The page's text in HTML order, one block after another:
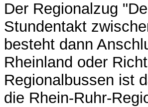
Der Regionalzug
Stundentakt
besteht dann
Rheinland oder
Regionalbussen ist
die Rhein-Ruhr-